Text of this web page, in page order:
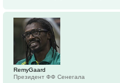
RemyGaard
Президент ФФ Сенегала